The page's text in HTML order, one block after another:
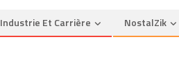
Industrie Et Carrière NostalZik